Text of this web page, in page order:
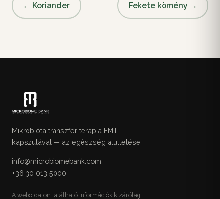
← Koriander Fekete kömény →
Mikrobióta transzfer terápia FMT
kapszulával — az egészség átültetése.
info@microbiomebank.com
+36 30 013 5000
A weboldalon található információk kizárólag